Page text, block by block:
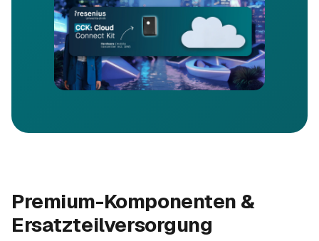
Premium-Komponenten &
Ersatzteilversorgung